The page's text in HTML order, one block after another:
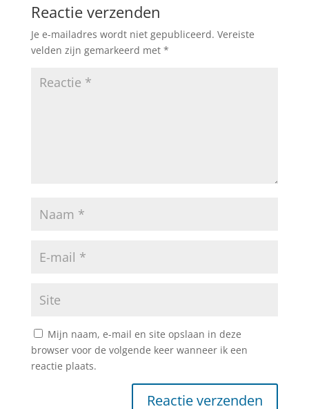
Reactie verzenden
Je e-mailadres wordt niet gepubliceerd. Vereiste
velden zijn gemarkeerd met *
Mijn naam, e-mail en site opslaan in deze
browser voor de volgende keer wanneer ik een
reactie plaats.